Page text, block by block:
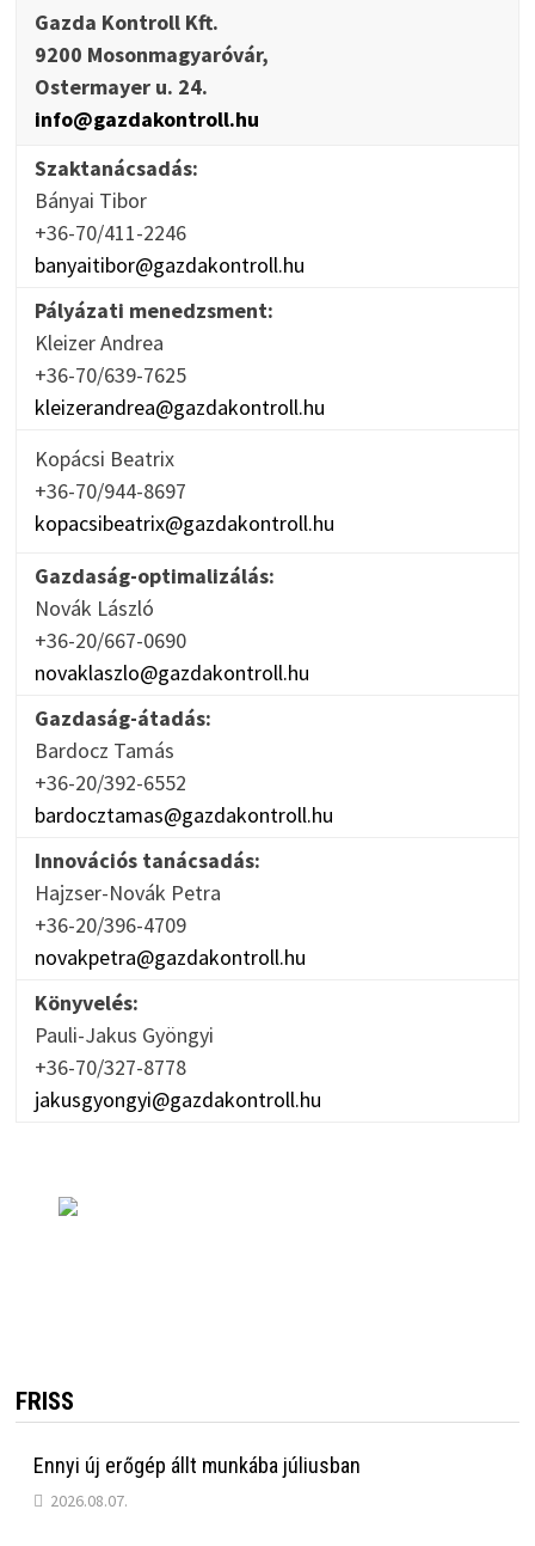
Gazda Kontroll Kft.
9200 Mosonmagyaróvár,
Ostermayer u. 24.
info@gazdakontroll.hu
Szaktanácsadás:
Bányai Tibor
+36-70/411-2246
banyaitibor@gazdakontroll.hu
Pályázati menedzsment:
Kleizer Andrea
+36-70/639-7625
kleizerandrea@gazdakontroll.hu
Kopácsi Beatrix
+36-70/944-8697
kopacsibeatrix@gazdakontroll.hu
Gazdaság-optimalizálás:
Novák László
+36-20/667-0690
novaklaszlo@gazdakontroll.hu
Gazdaság-átadás:
Bardocz Tamás
+36-20/392-6552
bardocztamas@gazdakontroll.hu
Innovációs tanácsadás:
Hajzser-Novák Petra
+36-20/396-4709
novakpetra@gazdakontroll.hu
Könyvelés:
Pauli-Jakus Gyöngyi
+36-70/327-8778
jakusgyongyi@gazdakontroll.hu
FRISS
Ennyi új erőgép állt munkába júliusban
2026.08.07.